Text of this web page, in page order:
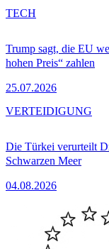
Trump sagt, die EU
hohen Preis“ zahlen
25.07.2026
TECH
Die Türkei verurteilt
Schwarzen Meer
04.08.2026
VERTEIDIGUNG